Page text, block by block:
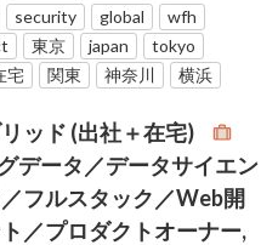
security global
wfh
東京 japan
tokyo
宅 関東 神奈川 横浜
ッド (出社＋在宅)
データ／データサイエン
フルスタック／Web開
／プロダクトオーナー,